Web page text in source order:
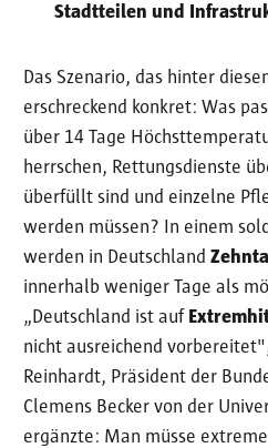
Stadtteilen und
Das Szenario, das hinter
erschreckend konkret: Was
über 14 Tage
herrschen, Rettungsdienste
überfüllt sind und einzelne
werden müssen? In einem
werden in Deutschland
innerhalb weniger Tage als
„Deutschland ist auf
nicht ausreichend
Reinhardt, Präsident der
Clemens Becker von der
ergänzte: Man müsse